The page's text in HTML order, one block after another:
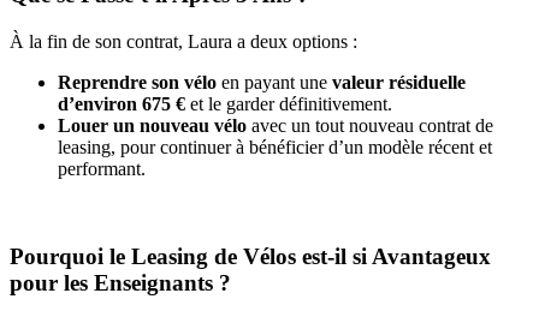
À la fin de son contrat, Laura a deux options :
Reprendre son vélo en payant une valeur résiduelle
d’environ 675 € et le garder définitivement.
Louer un nouveau vélo avec un tout nouveau contrat de
leasing, pour continuer à bénéficier d’un modèle récent et
performant.
Pourquoi le Leasing de Vélos est-il si Avantageux
pour les Enseignants ?